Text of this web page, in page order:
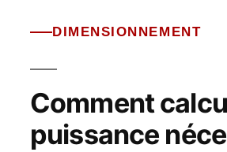
DIMENSIONNEMENT
Comment
puissance